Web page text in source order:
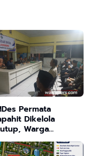
Permata
Dikelola
Warga
Tuntut